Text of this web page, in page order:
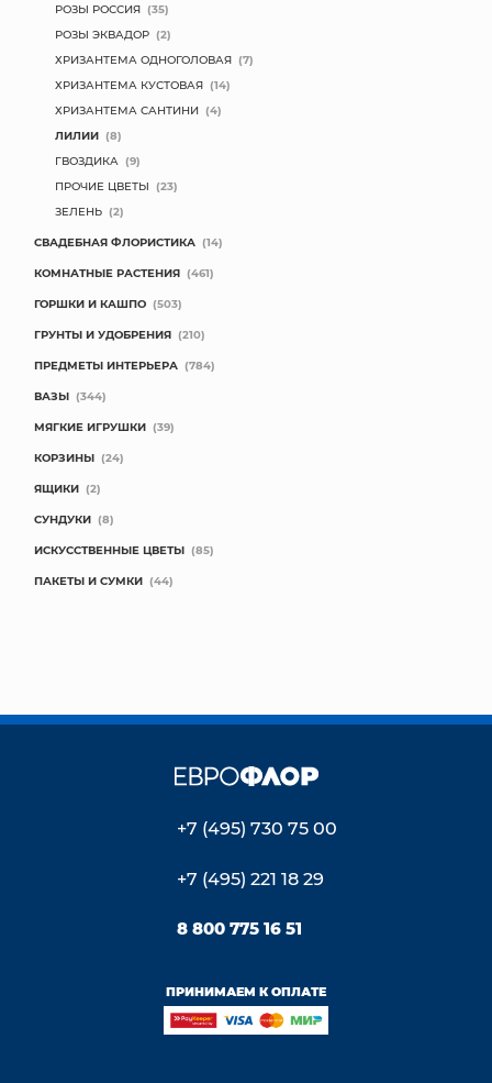
РОЗЫ РОССИЯ (35)
РОЗЫ ЭКВАДОР (2)
ХРИЗАНТЕМА ОДНОГОЛОВАЯ (7)
ХРИЗАНТЕМА КУСТОВАЯ (14)
ХРИЗАНТЕМА САНТИНИ (4)
ЛИЛИИ (8)
ГВОЗДИКА (9)
ПРОЧИЕ ЦВЕТЫ (23)
ЗЕЛЕНЬ (2)
СВАДЕБНАЯ ФЛОРИСТИКА (14)
КОМНАТНЫЕ РАСТЕНИЯ (461)
ГОРШКИ И КАШПО (503)
ГРУНТЫ И УДОБРЕНИЯ (210)
ПРЕДМЕТЫ ИНТЕРЬЕРА (784)
ВАЗЫ (344)
МЯГКИЕ ИГРУШКИ (39)
КОРЗИНЫ (24)
ЯЩИКИ (2)
СУНДУКИ (8)
ИСКУССТВЕННЫЕ ЦВЕТЫ (85)
ПАКЕТЫ И СУМКИ (44)
+7 (495) 730 75 00
+7 (495) 221 18 29
8 800 775 16 51
ПРИНИМАЕМ К ОПЛАТЕ